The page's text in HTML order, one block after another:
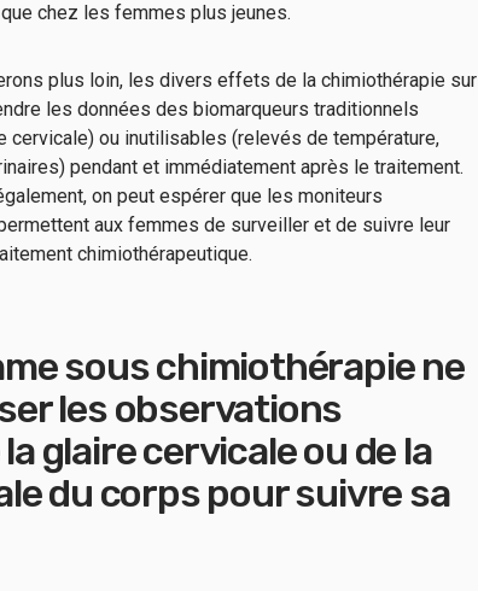
chez les femmes plus jeunes.
plus loin, les divers effets de la chimiothérapie sur
les données des biomarqueurs traditionnels
cervicale) ou inutilisables (relevés de température,
pendant et immédiatement après le traitement.
on peut espérer que les moniteurs
aux femmes de surveiller et de suivre leur
chimiothérapeutique.
sous chimiothérapie ne
les observations
glaire cervicale ou de la
du corps pour suivre sa